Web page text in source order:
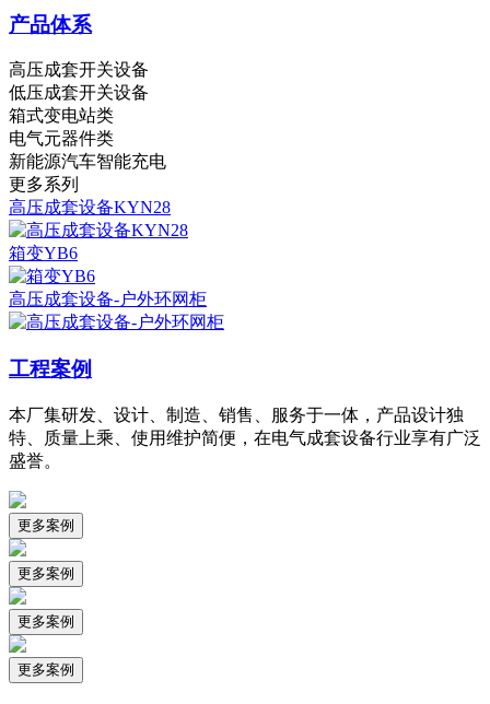
产品体系
高压成套开关设备
低压成套开关设备
箱式变电站类
电气元器件类
新能源汽车智能充电
更多系列
高压成套设备KYN28
箱变YB6
高压成套设备-户外环网柜
工程案例
本厂集研发、设计、制造、销售、服务于一体，产品设计独
特、质量上乘、使用维护简便，在电气成套设备行业享有广泛
盛誉。
更多案例
更多案例
更多案例
更多案例